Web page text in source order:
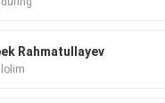
Rahmatullayev